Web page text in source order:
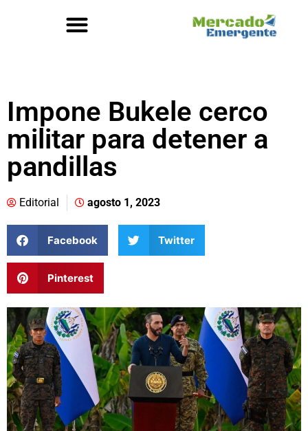
Impone Bukele cerco
militar para detener a
pandillas
Editorial agosto 1, 2023
Facebook Twitter
Pinterest